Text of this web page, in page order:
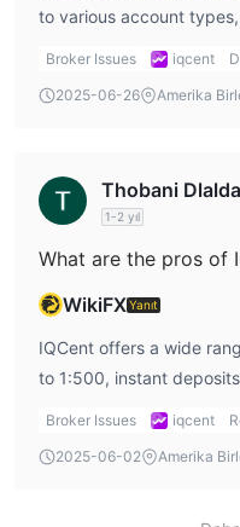
to various account
This allows traders to
and withdrawals, as well
Broker Issues iqcent
2025-06-26
Amerika
Thobani Dlalda
1-2 yıl
What are the pros of
WikiFXYanıt
IQCent offers a wide
to 1:500, instant
and a user-friendly
Broker Issues iqcent
2025-06-02
Amerika